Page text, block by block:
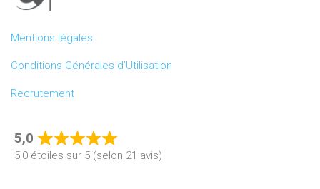
Mentions légales
Conditions Générales d’Utilisation
Recrutement
5,0
Rated
5,0
5,0 étoiles sur 5 (selon 21 avis)